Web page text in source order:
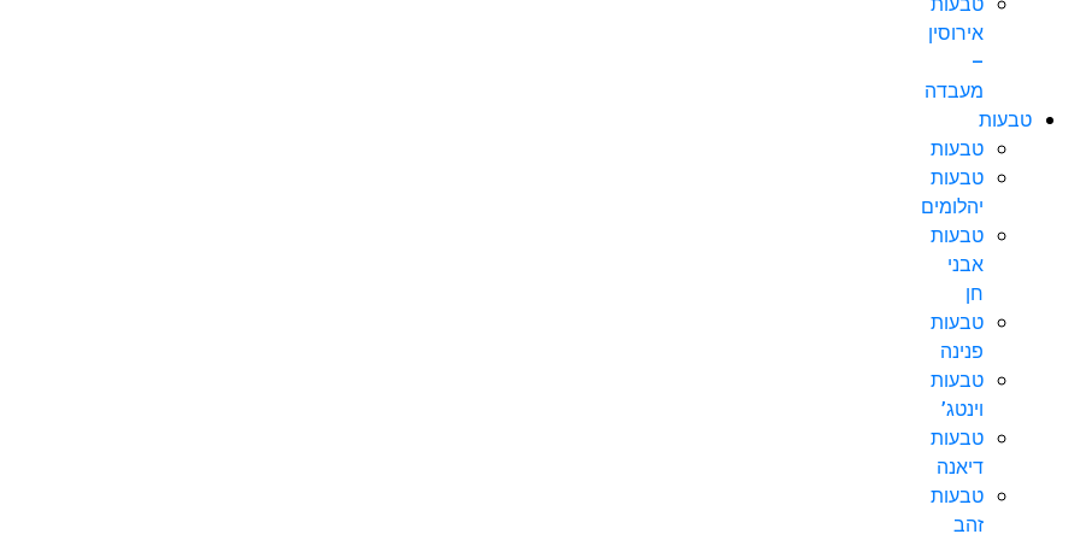
אירוסין
–
מעבדה
טבעות
טבעות
טבעות
יהלומים
טבעות
אבני
חן
טבעות
פנינה
טבעות
וינטג’
טבעות
דיאנה
טבעות
זהב